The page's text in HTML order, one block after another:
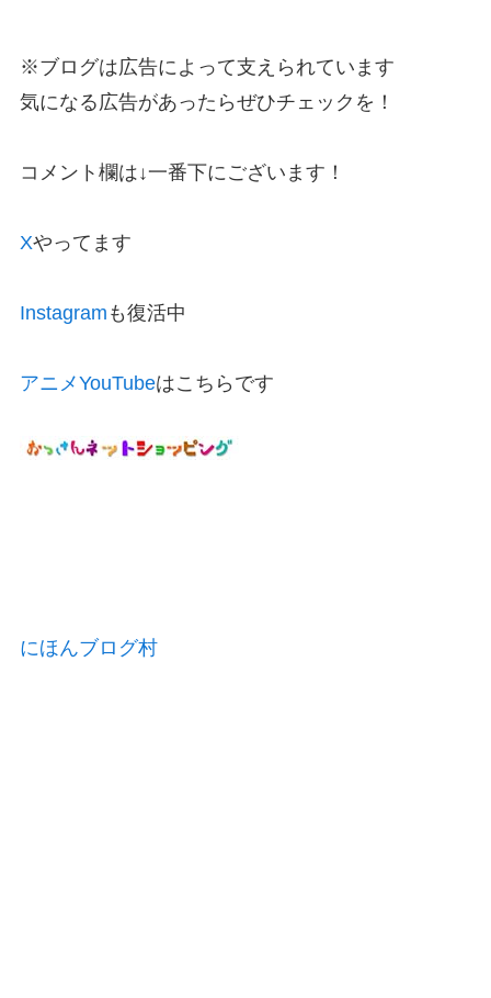
※ブログは広告によって支えられています
気になる広告があったらぜひチェックを！
コメント欄は↓一番下にございます！
Xやってます
Instagram も復活中
アニメYouTubeはこちらです